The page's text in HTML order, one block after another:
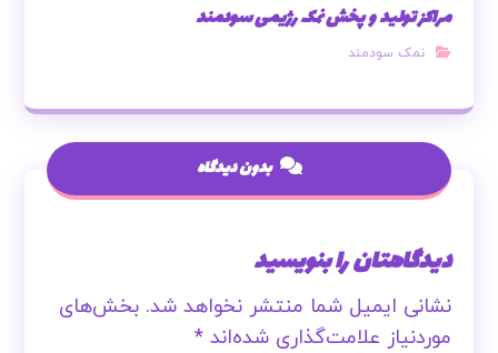
مراکز تولید و پخش نمک رژیمی سودمند
نمک سودمند
بدون دیدگاه
دیدگاهتان را بنویسید
نشانی ایمیل شما منتشر نخواهد شد. بخش‌های
موردنیاز علامت‌گذاری شده‌اند*